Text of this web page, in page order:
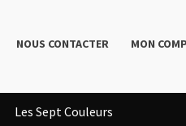
NOUS CONTACTER MON
Les Sept Couleurs